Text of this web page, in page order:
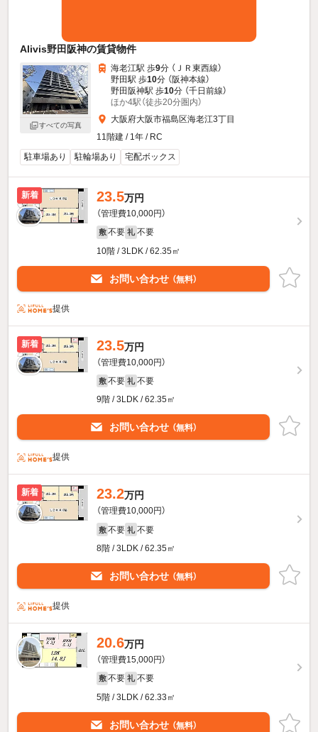
Alivis野田阪神の賃貸物件
すべての写真
海老江駅 歩9分 （ＪＲ東西線）
野田駅 歩10分 （阪神本線）
野田阪神駅 歩10分 （千日前線）
ほか4駅（徒歩20分圏内）
大阪府大阪市福島区海老江3丁目
11階建 / 1年 / RC
駐車場あり
駐輪場あり 宅配ボックス
新着 23.5万円
（管理費10,000円）
敷 不要 礼 不要
10階 / 3LDK / 62.35㎡
お問い合わせ （無料）
提供
新着 23.5万円
（管理費10,000円）
敷 不要 礼 不要
9階 / 3LDK / 62.35㎡
お問い合わせ （無料）
提供
新着 23.2万円
（管理費10,000円）
敷 不要 礼 不要
8階 / 3LDK / 62.35㎡
お問い合わせ （無料）
提供
20.6万円
（管理費15,000円）
敷 不要 礼 不要
5階 / 3LDK / 62.33㎡
お問い合わせ （無料）